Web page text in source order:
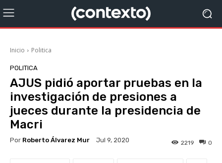
Inicio Politica
POLITICA
AJUS pidió aportar pruebas en la
investigación de presiones a
jueces durante la presidencia de
Macri
Por Roberto Álvarez Mur Jul 9, 2020 0
2219